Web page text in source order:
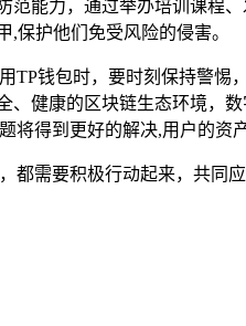
能力，通过举办培训课程
保护他们免受风险的侵害。
TP钱包时，要时刻保持警
健康的区块链生态环境，
得到更好的解决,用户的资
都需要积极行动起来，共